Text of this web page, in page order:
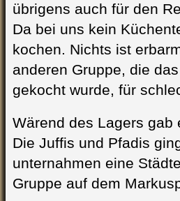
übrigens auch für den
Da bei uns kein
kochen. Nichts ist
anderen Gruppe, die
gekocht wurde, für
Wärend des Lagers gab
Die Juffis und Pfadis
unternahmen eine
Gruppe auf dem